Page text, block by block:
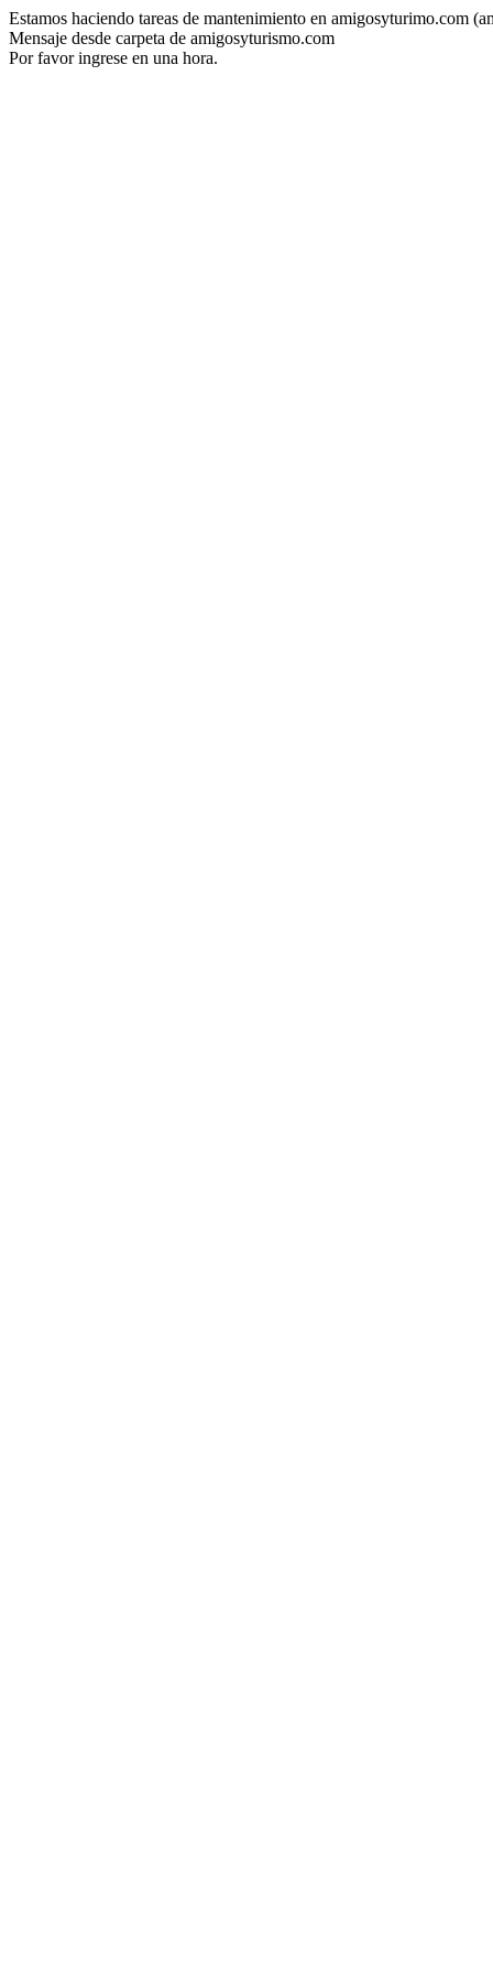
Estamos haciendo tareas de mantenimiento en amigosyturimo.com
Mensaje desde carpeta de amigosyturismo.com
Por favor ingrese en una hora.